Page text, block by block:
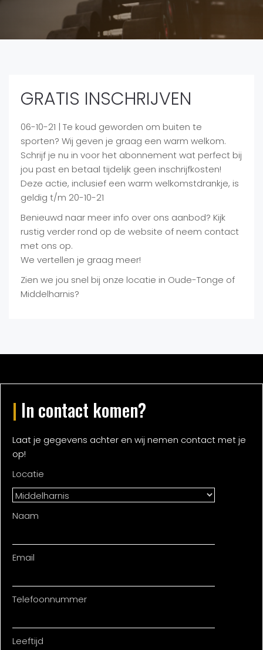
GRATIS INSCHRIJVEN
06-10-21 | Te koud geworden om buiten te
sporten? Wij geven je graag een warm welkom.
Schrijf je nu in voor het abonnement wat perfect bij
jou past en betaal tijdelijk geen inschrijfkosten!
Deze actie, inclusief een warm welkomstdrankje, is
geldig t/m 20-10-21
Benieuwd naar meer info over ons aanbod? Kijk
rustig verder rond op de website of neem contact
met ons op.
We vertellen je graag meer!
Zien we jou snel bij onze locatie in Oude-Tonge of
Middelharnis?
| In contact komen?
Laat je gegevens achter en wij nemen contact met je
op!
Locatie
Naam
Email
Telefoonnummer
Leeftijd